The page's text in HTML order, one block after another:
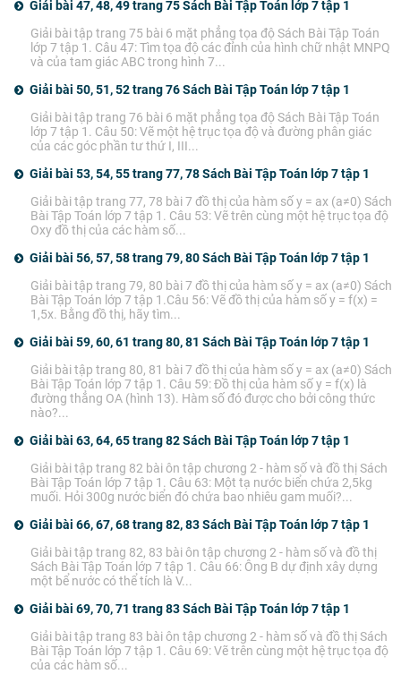
Giải bài 47, 48, 49 trang 75 Sách Bài Tập Toán lớp 7 tập 1
Giải bài tập trang 75 bài 6 mặt phẳng tọa độ Sách Bài Tập Toán
lớp 7 tập 1. Câu 47: Tìm tọa độ các đỉnh của hình chữ nhật MNPQ
và của tam giác ABC trong hình 7...
Giải bài 50, 51, 52 trang 76 Sách Bài Tập Toán lớp 7 tập 1
Giải bài tập trang 76 bài 6 mặt phẳng tọa độ Sách Bài Tập Toán
lớp 7 tập 1. Câu 50: Vẽ một hệ trục tọa độ và đường phân giác
của các góc phần tư thứ I, III...
Giải bài 53, 54, 55 trang 77, 78 Sách Bài Tập Toán lớp 7 tập 1
Giải bài tập trang 77, 78 bài 7 đồ thị của hàm số y = ax (a≠0) Sách
Bài Tập Toán lớp 7 tập 1. Câu 53: Vẽ trên cùng một hệ trục tọa độ
Oxy đồ thị của các hàm số...
Giải bài 56, 57, 58 trang 79, 80 Sách Bài Tập Toán lớp 7 tập 1
Giải bài tập trang 79, 80 bài 7 đồ thị của hàm số y = ax (a≠0) Sách
Bài Tập Toán lớp 7 tập 1.Câu 56: Vẽ đồ thị của hàm số y = f(x) =
1,5x. Bằng đồ thị, hãy tìm...
Giải bài 59, 60, 61 trang 80, 81 Sách Bài Tập Toán lớp 7 tập 1
Giải bài tập trang 80, 81 bài 7 đồ thị của hàm số y = ax (a≠0) Sách
Bài Tập Toán lớp 7 tập 1. Câu 59: Đồ thị của hàm số y = f(x) là
đường thẳng OA (hình 13). Hàm số đó được cho bởi công thức
nào?...
Giải bài 63, 64, 65 trang 82 Sách Bài Tập Toán lớp 7 tập 1
Giải bài tập trang 82 bài ôn tập chương 2 - hàm số và đồ thị Sách
Bài Tập Toán lớp 7 tập 1. Câu 63: Một tạ nước biển chứa 2,5kg
muối. Hỏi 300g nước biển đó chứa bao nhiêu gam muối?...
Giải bài 66, 67, 68 trang 82, 83 Sách Bài Tập Toán lớp 7 tập 1
Giải bài tập trang 82, 83 bài ôn tập chương 2 - hàm số và đồ thị
Sách Bài Tập Toán lớp 7 tập 1. Câu 66: Ông B dự định xây dựng
một bể nước có thể tích là V...
Giải bài 69, 70, 71 trang 83 Sách Bài Tập Toán lớp 7 tập 1
Giải bài tập trang 83 bài ôn tập chương 2 - hàm số và đồ thị Sách
Bài Tập Toán lớp 7 tập 1. Câu 69: Vẽ trên cùng một hệ trục tọa độ
của các hàm số...